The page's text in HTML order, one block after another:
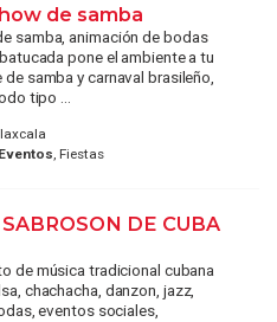
de samba
samba, animación de bodas
pone el ambiente a tu
samba y carnaval brasileño,
tipo ...
Eventos, Fiestas
DE CUBA
de música tradicional cubana
chachacha, danzon, jazz,
eventos sociales,